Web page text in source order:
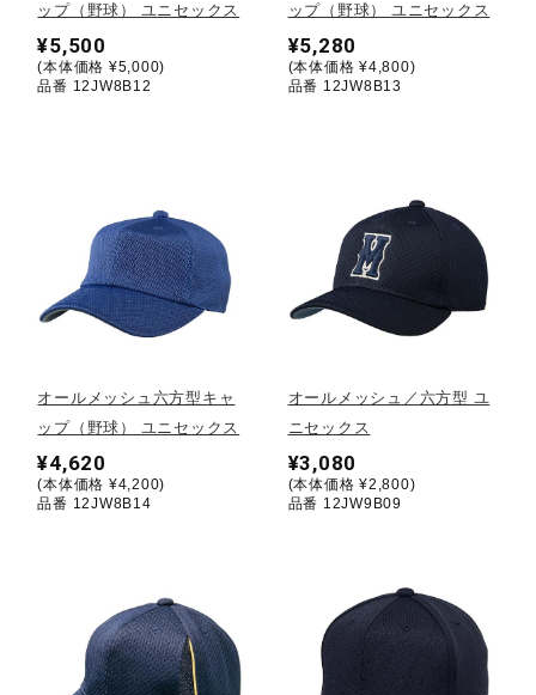
アウトドア／レイン
健康／エクササイズ
ジュニア／キッズ
メディカル
コラボ／ライセンス
その他
ップ（野球） ユニセックス
¥5,500
(本体価格 ¥5,000)
品番 12JW8B12
ップ（野球） ユニセックス
¥5,280
(本体価格 ¥4,800)
品番 12JW8B13
オールメッシュ六方型キャ
ップ（野球） ユニセックス
¥4,620
(本体価格 ¥4,200)
品番 12JW8B14
オールメッシュ／六方型 ユ
ニセックス
¥3,080
(本体価格 ¥2,800)
品番 12JW9B09